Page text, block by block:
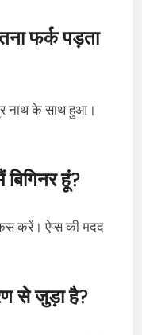
फर्क पड़ता
नाथ के साथ हुआ।
हूं?
करें। ऐप्स की मदद
से जुड़ा है?